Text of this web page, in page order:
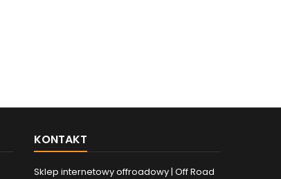
KONTAKT
Sklep internetowy offroadowy | Off Road